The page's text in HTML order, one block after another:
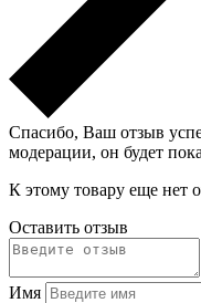
Спасибо, Ваш отзыв
модерации, он будет
К этому товару еще нет
Оставить отзыв
Имя